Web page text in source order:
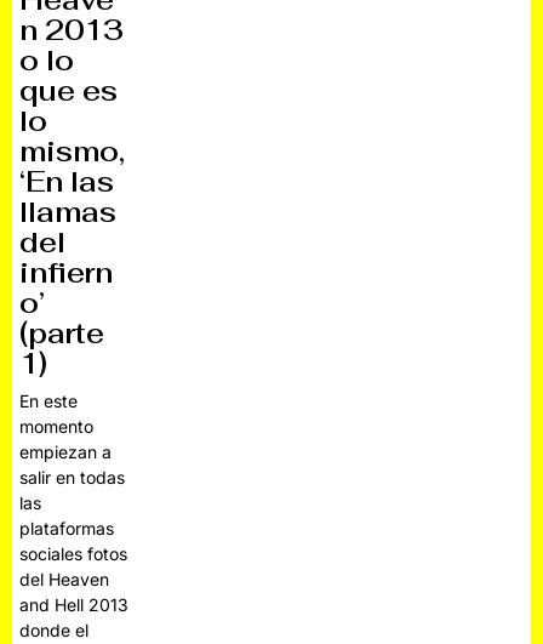
n 2013
o lo
que es
lo
mismo,
‘En las
llamas
del
infiern
o’
(parte
1)
En este
momento
empiezan a
salir en todas
las
plataformas
sociales fotos
del Heaven
and Hell 2013
donde el